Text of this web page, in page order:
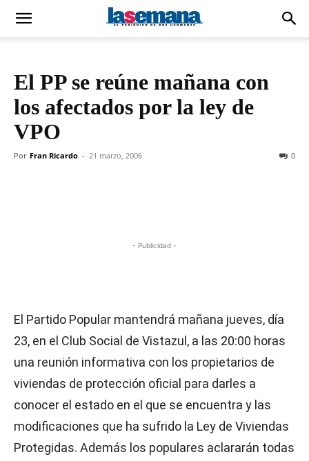
El PP se reúne mañana con
los afectados por la ley de
VPO
Por Fran Ricardo - 21 marzo, 2006 0
- Publicidad -
El Partido Popular mantendrá mañana jueves, día
23, en el Club Social de Vistazul, a las 20:00 horas
una reunión informativa con los propietarios de
viviendas de protección oficial para darles a
conocer el estado en el que se encuentra y las
modificaciones que ha sufrido la Ley de Viviendas
Protegidas. Además los populares aclararán todas